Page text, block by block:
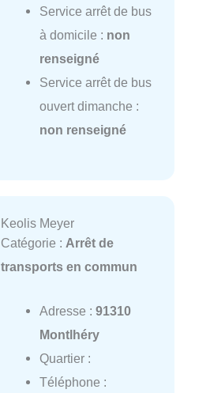
Service arrêt de bus
à domicile : non
renseigné
Service arrêt de bus
ouvert dimanche :
non renseigné
Keolis Meyer
Catégorie : Arrêt de
transports en commun
Adresse : 91310
Montlhéry
Quartier :
Téléphone :